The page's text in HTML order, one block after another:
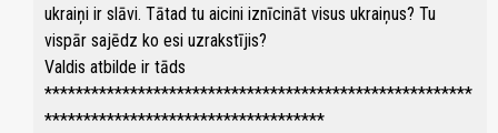
ukraiņi ir slāvi. Tātad tu aicini iznīcināt visus ukraiņus? Tu
vispār sajēdz ko esi uzrakstījis?
Valdis atbilde ir tāds
*******************************************************
************************************